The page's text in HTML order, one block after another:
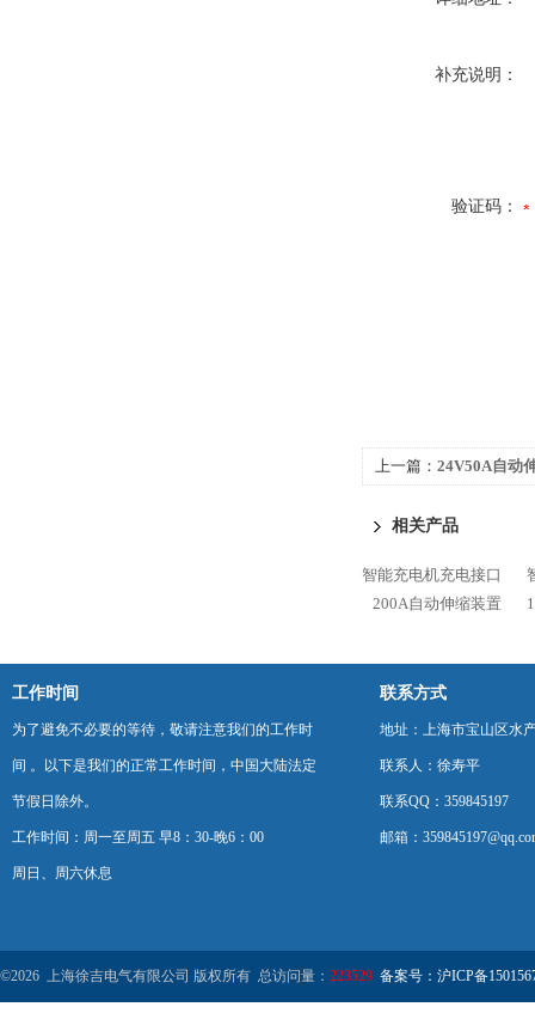
补充说明：
验证码：
上一篇： 24V50A自动
相关产品
智能充电机充电接口
200A自动伸缩装置
工作时间
为了避免不必要的等待，敬请注意我们的工作时
间 。以下是我们的正常工作时间，中国大陆法定
节假日除外。
工作时间：周一至周五 早8：30-晚6：00
周日、周六休息
联系方式
地址：上海市宝山区水
联系人：徐寿平
联系QQ：359845197
邮箱：
©2026 上海徐吉电气有限公司 版权所有 总访问量： 223529 备案号：沪ICP备